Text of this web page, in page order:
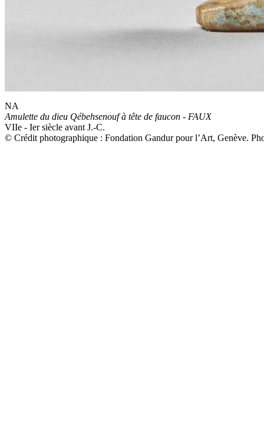
NA
Amulette du dieu Qébehsenouf à tête de faucon - FAUX
VIIe - Ier siècle avant J.-C.
© Crédit photographique : Fondation Gandur pour l’Art, Genève.